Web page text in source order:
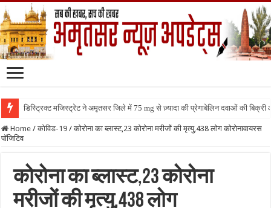
डिस्ट्रिक्ट मजिस्ट्रेट ने अमृतसर जिले में 75 mg से ज़्यादा की प्रेगाबेलिन दवाओं की
Home / कोविड-19 / कोरोना का ब्लास्ट,23 कोरोना मरीजों की मृत्यु,438 लोग कोरोनावायरस
पॉजिटिव
कोरोना का ब्लास्ट,23 कोरोना
मरीजों की मृत्यु,438 लोग